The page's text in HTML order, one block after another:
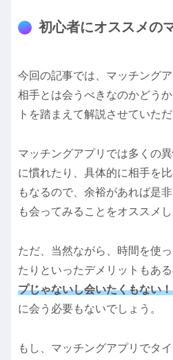
初心者にオススメの
今回の記事では、マッチング
相手とは会うべきなのかどう
トを踏まえて解説させていただ
マッチングアプリでは多くの
に慣れたり、具体的に相手を
もなるので、余裕があれば是
も会ってみることをオススメし
ただ、当然ながら、時間を使
たりといったデメリットもある
プじゃないし会いたくもない
に会う必要もないでしょう。
もし、マッチングアプリでタ